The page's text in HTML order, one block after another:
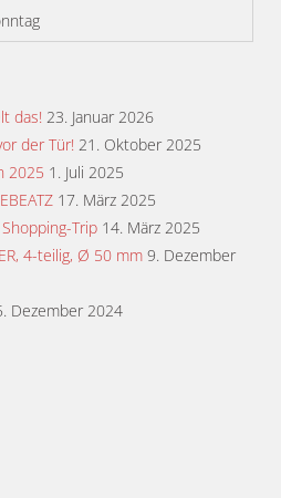
das! 23. Januar 2026
der Tür! 21. Oktober 2025
2025 1. Juli 2025
17. März 2025
Trip 14. März 2025
4-teilig, Ø 50 mm 9. Dezember
Dezember 2024